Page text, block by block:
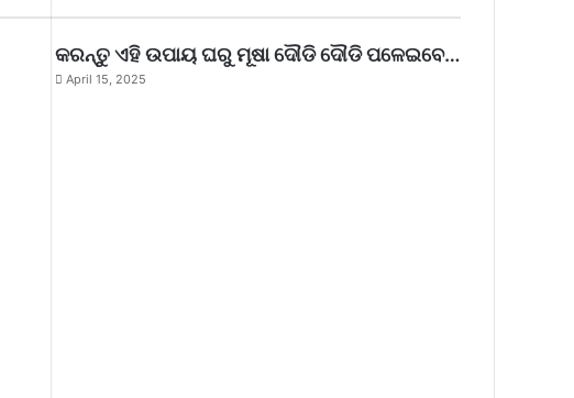
କରନ୍ତୁ ଏହି ଉପାୟ ଘରୁ ମୂଷା ଦୌଡି ଦୌଡି ପଳେଇବେ…
April 15, 2025